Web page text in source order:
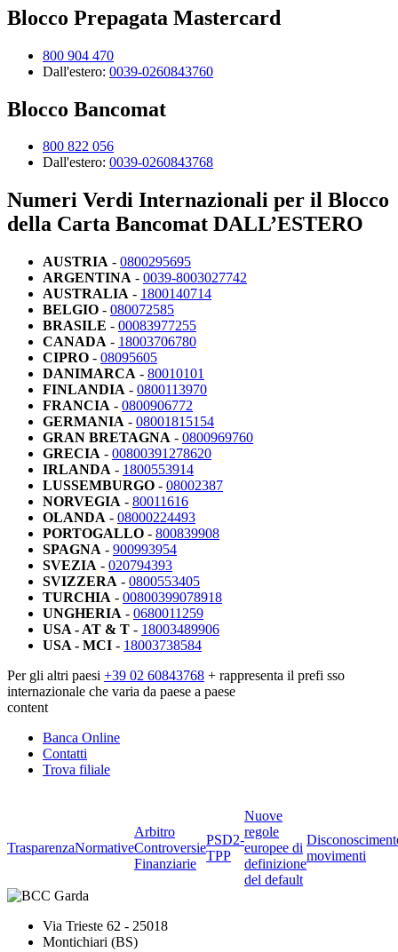
Blocco Prepagata Mastercard
800 904 470
Dall'estero: 0039-0260843760
Blocco Bancomat
800 822 056
Dall'estero: 0039-0260843768
Numeri Verdi Internazionali per il Blocco
della Carta Bancomat DALL’ESTERO
AUSTRIA - 0800295695
ARGENTINA - 0039-8003027742
AUSTRALIA - 1800140714
BELGIO - 080072585
BRASILE - 00083977255
CANADA - 18003706780
CIPRO - 08095605
DANIMARCA - 80010101
FINLANDIA - 0800113970
FRANCIA - 0800906772
GERMANIA - 08001815154
GRAN BRETAGNA - 0800969760
GRECIA - 00800391278620
IRLANDA - 1800553914
LUSSEMBURGO - 08002387
NORVEGIA - 80011616
OLANDA - 08000224493
PORTOGALLO - 800839908
SPAGNA - 900993954
SVEZIA - 020794393
SVIZZERA - 0800553405
TURCHIA - 00800399078918
UNGHERIA - 0680011259
USA - AT & T - 18003489906
USA - MCI - 18003738584
Per gli altri paesi +39 02 60843768 + rappresenta il prefi sso
internazionale che varia da paese a paese
content
Banca Online
Contatti
Trova filiale
TrasparenzaNormative
Arbitro
Controversie
Finanziarie
PSD2-
TPP
Nuove
regole
europee di
definizione
del default
movimenti
Via Trieste 62 - 25018
Montichiari (BS)